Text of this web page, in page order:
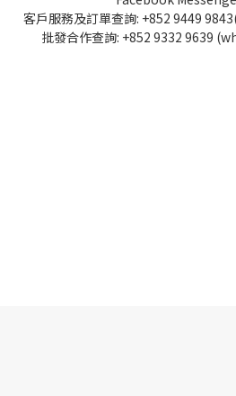
客戶服務及訂單查詢: +852 9449 9843
批發合作查詢: +852 9332 9639